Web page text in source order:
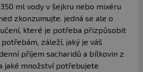
ml vody v šejkru nebo mixéru
zkonzumujte. jedná se ale o
které je potřeba přizpůsobit
záleží, jaký je váš
příjem sacharidů a bílkovin z
jaké množství potřebujete